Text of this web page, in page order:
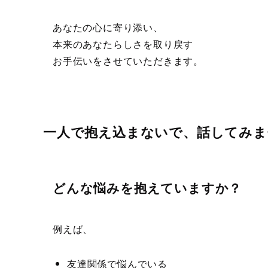
あなたの心に寄り添い、
本来のあなたらしさを取り戻す
お手伝いをさせていただきます。
一人で抱え込まないで、話してみ
どんな悩みを抱えていますか？
例えば、
友達関係で悩んでいる